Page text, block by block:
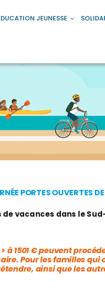
JEUNESSE
PORTES OUVERTES
de vacances dans le
à 1501 € peuvent
Pour les familles qui
ainsi que les